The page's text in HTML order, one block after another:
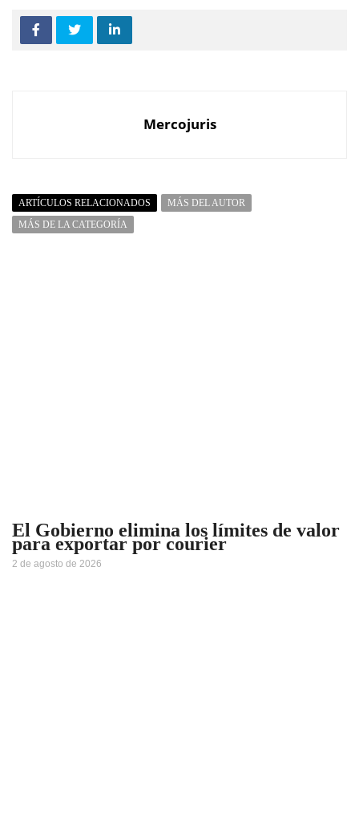
Mercojuris
ARTÍCULOS RELACIONADOS
MÁS DEL AUTOR
MÁS DE LA CATEGORÍA
El Gobierno elimina los límites de valor
para exportar por courier
2 de agosto de 2026